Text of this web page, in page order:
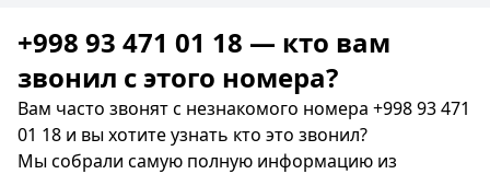
+998 93 471 01 18 — кто вам
звонил c этого номера?
Вам часто звонят с незнакомого номера +998 93 471
01 18 и вы хотите узнать кто это звонил?
Мы собрали самую полную информацию из